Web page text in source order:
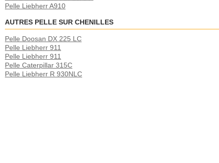
Pelle Liebherr A910
AUTRES PELLE SUR CHENILLES
Pelle Doosan DX 225 LC
Pelle Liebherr 911
Pelle Liebherr 911
Pelle Caterpillar 315C
Pelle Liebherr R 930NLC